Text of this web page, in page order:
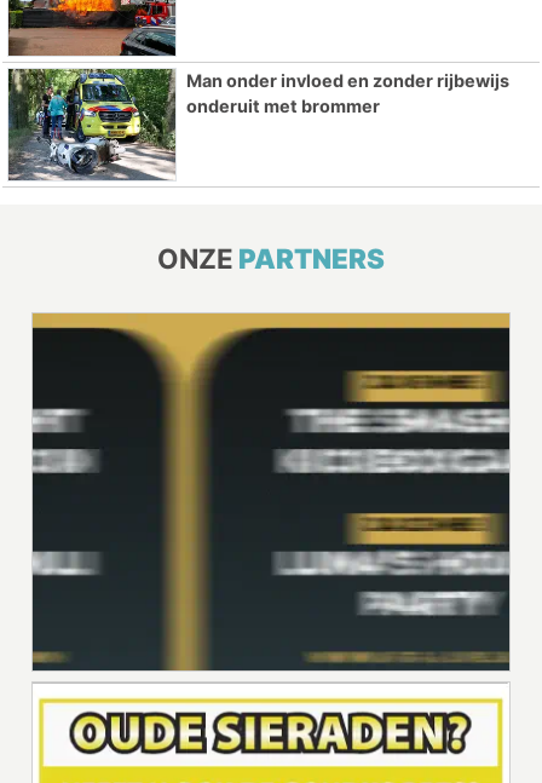
Man onder invloed en zonder rijbewijs
onderuit met brommer
ONZE PARTNERS